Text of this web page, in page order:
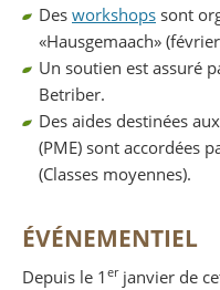
Des workshops sont
«Hausgemaach»
Un soutien est assuré
Betriber.
Des aides destinées
(PME) sont accordées
(Classes moyennes).
ÉVÉNEMENTIEL
Depuis le 1 erjanvier de